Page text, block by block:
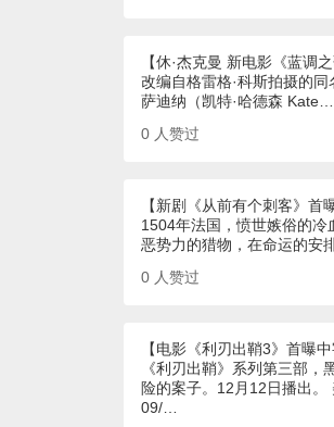
【休·杰克曼 新电影《蓝调
改编自格雷格·科斯拍摄的
萨迪纳（凯特·哈德森 Kate…
0 人赞过
【新剧《从前有个刺客》首
1504年法国，愤世嫉俗的冷
恶势力的猎物，在命运的安
0 人赞过
【电影《利刃出鞘3》首曝中
《利刃出鞘》系列第三部
险的案子。12月12日播出。
09/…